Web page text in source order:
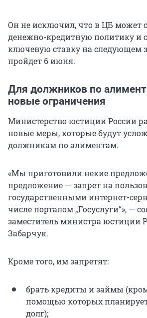
Он не исключил, что в ЦБ может
денежно-кредитную политику и
ключевую ставку на следующем
пройдет 6 июня.
Для должников по
новые ограничения
Министерство юстиции России
новые меры, которые будут
должникам по алиментам.
«Мы приготовили некие
предложение — запрет на
государственными интернет-
числе порталом „Госуслуги“», —
заместитель министра юстиции
Забарчук.
Кроме того, им запретят:
брать кредиты и займы
помощью которых
долг);